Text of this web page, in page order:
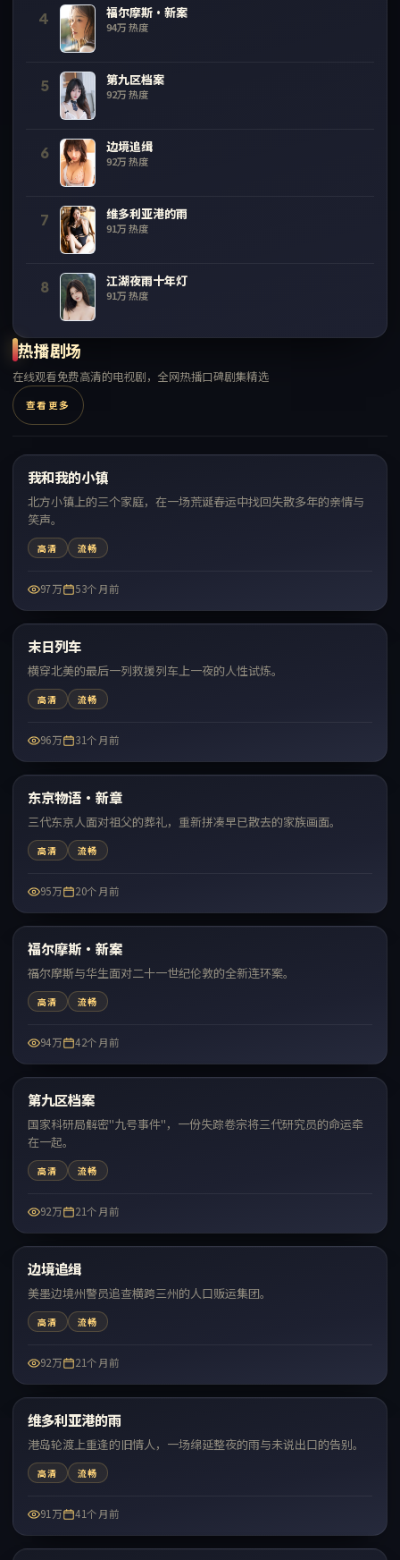
4 福尔摩斯·新案
94万热度
5 第九区档案
92万热度
6 边境追缉
92万热度
7 维多利亚港的雨
91万热度
8 江湖夜雨十年灯
91万热度
热播剧场
在线观看免费高清的电视剧，全网热播口碑剧集精选
查看更多
热门
我和我的小镇
北方小镇上的三个家庭，在一场荒诞春运中找回失散多年的亲情与
笑声。
高清 流畅
97万 53个月前
热门
末日列车
横穿北美的最后一列救援列车上一夜的人性试炼。
高清 流畅
96万 31个月前
热门
东京物语·新章
三代东京人面对祖父的葬礼，重新拼凑早已散去的家族画面。
高清 流畅
95万 20个月前
热门
福尔摩斯·新案
福尔摩斯与华生面对二十一世纪伦敦的全新连环案。
高清 流畅
94万 42个月前
热门
第九区档案
国家科研局解密"九号事件"，一份失踪卷宗将三代研究员的命运牵
在一起。
高清 流畅
92万 21个月前
热门
边境追缉
美墨边境州警员追查横跨三州的人口贩运集团。
高清 流畅
92万 21个月前
热门
维多利亚港的雨
港岛轮渡上重逢的旧情人，一场绵延整夜的雨与未说出口的告别。
高清 流畅
91万 41个月前